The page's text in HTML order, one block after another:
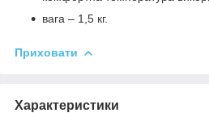
вага – 1,5 кг.
Приховати
Характеристики